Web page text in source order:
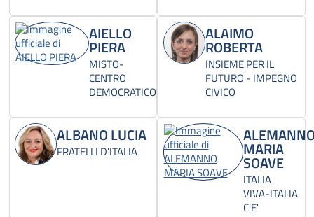
AIELLO
PIERA
MISTO-
CENTRO
DEMOCRATICO
ALAIMO
ROBERTA
INSIEME PER IL
FUTURO - IMPEGNO
CIVICO
ALBANO LUCIA
FRATELLI D'ITALIA MARIA
SOAVE
ITALIA
VIVA-ITALIA
C'E'